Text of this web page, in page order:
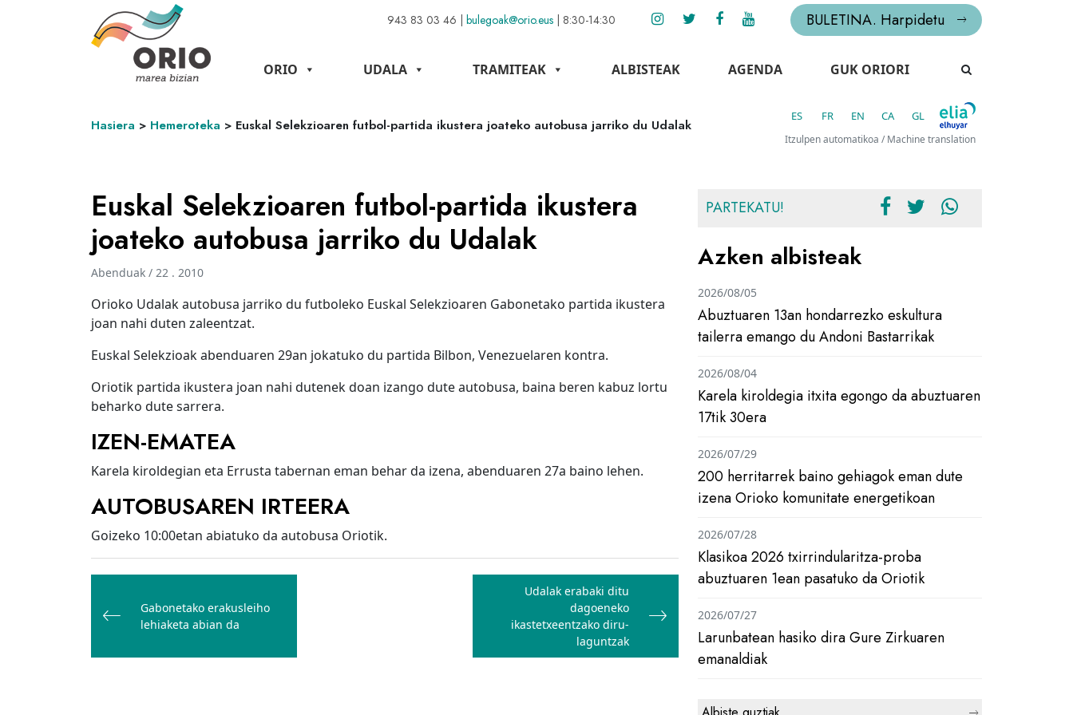
943 83 03 46 | bulegoak@orio.eus | 8:30-14:30 BULETINA. Harpidetu
ORIO UDALA TRAMITEAK ALBISTEAK AGENDA GUK ORIORI
Hasiera > Hemeroteka > Euskal Selekzioaren futbol-partida ikustera joateko autobusa jarriko du Udalak
ES FR EN CA GL
Itzulpen automatikoa / Machine translation
Euskal Selekzioaren futbol-partida ikustera
joateko autobusa jarriko du Udalak
Abenduak / 22 . 2010
Orioko Udalak autobusa jarriko du futboleko Euskal Selekzioaren Gabonetako partida ikustera
joan nahi duten zaleentzat.
Euskal Selekzioak abenduaren 29an jokatuko du partida Bilbon, Venezuelaren kontra.
Oriotik partida ikustera joan nahi dutenek doan izango dute autobusa, baina beren kabuz lortu
beharko dute sarrera.
IZEN-EMATEA
Karela kiroldegian eta Errusta tabernan eman behar da izena, abenduaren 27a baino lehen.
AUTOBUSAREN IRTEERA
Goizeko 10:00etan abiatuko da autobusa Oriotik.
Bidalketetan
zehar
nabigatu
Gabonetako erakusleiho
lehiaketa abian da
Udalak erabaki ditu
dagoeneko
ikastetxeentzako diru-
laguntzak
PARTEKATU!
Azken albisteak
Abuztuaren 13an hondarrezko eskultura
tailerra emango du Andoni Bastarrikak
2026/08/05
Karela kiroldegia itxita egongo da abuztuaren
17tik 30era
2026/08/04
200 herritarrek baino gehiagok eman dute
izena Orioko komunitate energetikoan
2026/07/29
Klasikoa 2026 txirrindularitza-proba
abuztuaren 1ean pasatuko da Oriotik
2026/07/28
Larunbatean hasiko dira Gure Zirkuaren
emanaldiak
2026/07/27